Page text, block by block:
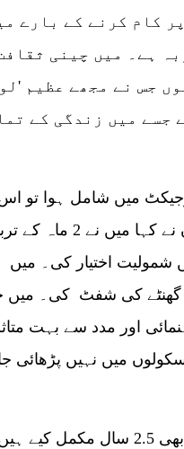
کام کرنے کے بارے
ہے۔ میں چینی
جس نے مجھے عظیم
جسے میں زندگی کے
میں شامل ہوا تو
یادداشت واضح
شمولیت اختیار کی۔ میں
کیا کہ میں ہر روز 12 گھنٹے کی
اور مدد سے بہت
میں نہیں
عدنان نے اس پراجیکٹ پر ابھی